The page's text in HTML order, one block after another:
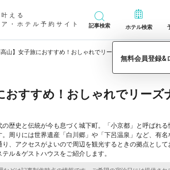
える
・ホテル予約サイト
記事検索 ホテル検索
高山】女子旅におすすめ！おしゃれでリーズナブルなホステル
おすすめ！おしゃれでリー
歴史と伝統が今も息づく城下町。「小京都」と呼ばれ
周りには世界遺産「白川郷」や「下呂温泉」など、有
、アクセスがよいので周辺を観光するときの拠点とし
ル＆ゲストハウスをご紹介します。